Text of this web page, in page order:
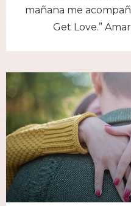
mañana me
Get Love.”